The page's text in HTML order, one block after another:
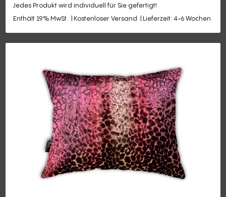
Jedes Produkt wird individuell für Sie gefertigt!
Enthält 19% MwSt.
Kostenloser Versand Lieferzeit: 4-6 Wochen